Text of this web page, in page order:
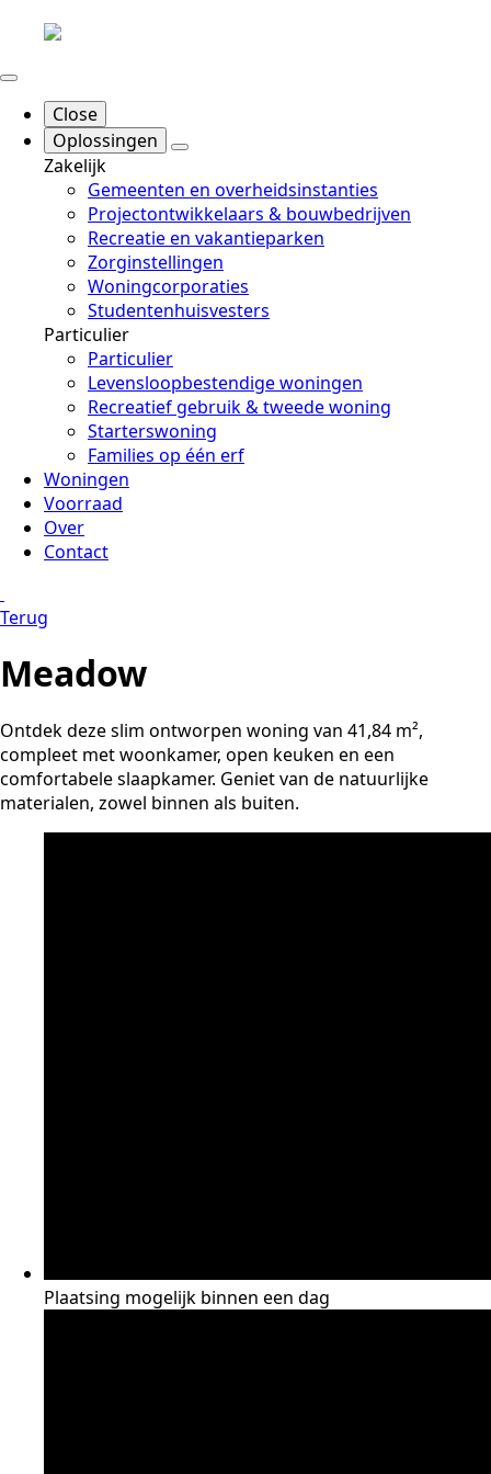
Close
Oplossingen
Zakelijk
Gemeenten en overheidsinstanties
Projectontwikkelaars & bouwbedrijven
Recreatie en vakantieparken
Zorginstellingen
Woningcorporaties
Studentenhuisvesters
Particulier
Particulier
Levensloopbestendige woningen
Recreatief gebruik & tweede woning
Starterswoning
Families op één erf
Woningen
Voorraad
Over
Contact
Terug
Meadow
Ontdek deze slim ontworpen woning van 41,84 m²,
compleet met woonkamer, open keuken en een
comfortabele slaapkamer. Geniet van de natuurlijke
materialen, zowel binnen als buiten.
Plaatsing mogelijk binnen een dag